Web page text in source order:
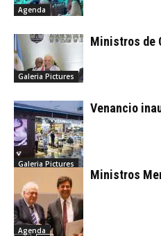
Agenda
Galeria Pictures
Ministros de
Galeria Pictures
Venancio
Agenda
Ministros